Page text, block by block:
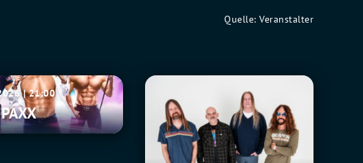
Quelle: Veranstalter
| 21:00
Fu
Manchu